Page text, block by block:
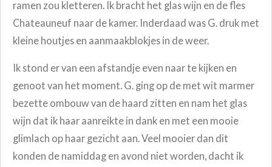
ramen zou kletteren. Ik bracht het glas wijn en de fles
Chateauneuf naar de kamer. Inderdaad was G. druk met
kleine houtjes en aanmaakblokjes in de weer.
Ik stond er van een afstandje even naar te kijken en
genoot van het moment. G. ging op de met wit marmer
bezette ombouw van de haard zitten en nam het glas
wijn dat ik haar aanreikte in dank en met een mooie
glimlach op haar gezicht aan. Veel mooier dan dit
konden de namiddag en avond niet worden, dacht ik